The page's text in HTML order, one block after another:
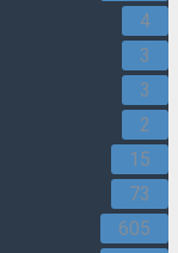
4
3
3
2
15
73
605